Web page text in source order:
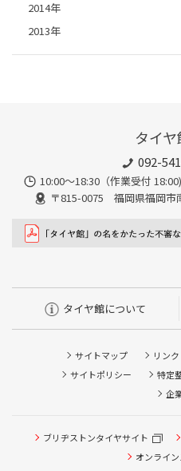
2014年
2013年
タイ
092-
10:00～18:30（作業受付
〒815-0075 福岡県福岡市
タイヤ館について
サイトマップ リンク
サイトポリシー
特定
企
ブリヂストンタイヤサイト
オンライ
タイヤ点検・安全点検/タイ
ピット作業の予約